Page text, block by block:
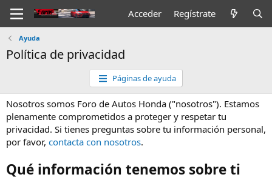
Acceder Regístrate
Ayuda
Política de privacidad
Páginas de ayuda
Nosotros somos Foro de Autos Honda ("nosotros"). Estamos
plenamente comprometidos a proteger y respetar tu
privacidad. Si tienes preguntas sobre tu información personal,
por favor, contacta con nosotros.
Qué información tenemos sobre ti